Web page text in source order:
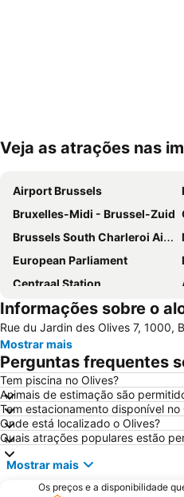
Ampliar mapa
Veja as atrações nas
Airport Brussels
Bruxelles-Midi - Brussel-Zuid
Brussels South Charleroi Airport
European Parliament
Centraal Station
Centre historique
Parque do Cinqüentenário
Station Leuven
Centro Belga das Histórias em Quadrinho
Port of Antwerp
Pairi Daiza
Place Sainte-Catherine
Bourse de Bruxelles
Grote Markt
Informações sobre o
Rue du Jardin des Olives 7, 1000,
Mostrar mais
Perguntas frequentes
Tem piscina no Olives?
Animais de estimação são
Tem estacionamento disponível no
Onde está localizado o Olives?
Quais atrações populares estão
Mostrar mais
Os preços e a disponibilidade